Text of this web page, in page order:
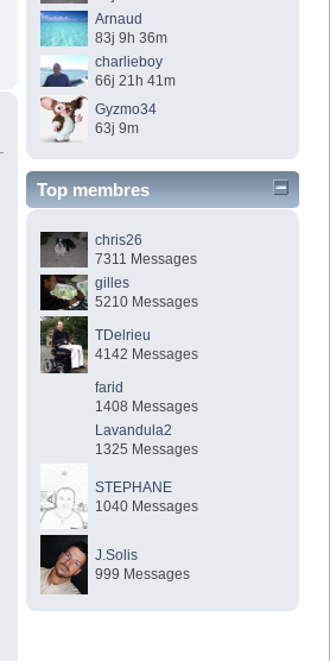
Arnaud
83j 9h 36m
charlieboy
66j 21h 41m
Gyzmo34
63j 9m
Top membres
chris26
7311 Messages
gilles
5210 Messages
TDelrieu
4142 Messages
farid
1408 Messages
Lavandula2
1325 Messages
STEPHANE
1040 Messages
J.Solis
999 Messages